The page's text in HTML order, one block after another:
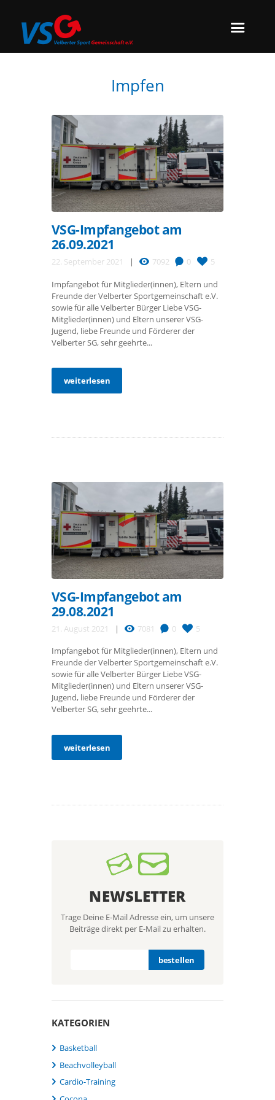
Impfen
VSG-Impfangebot am
26.09.2021
22. September 2021 7092 0 5
Impfangebot für Mitglieder(innen), Eltern und
Freunde der Velberter Sportgemeinschaft e.V.
sowie für alle Velberter Bürger Liebe VSG-
Mitglieder(innen) und Eltern unserer VSG-
Jugend, liebe Freunde und Förderer der
Velberter SG, sehr geehrte...
weiterlesen
VSG-Impfangebot am
29.08.2021
21. August 2021 7081 0 5
Impfangebot für Mitglieder(innen), Eltern und
Freunde der Velberter Sportgemeinschaft e.V.
sowie für alle Velberter Bürger Liebe VSG-
Mitglieder(innen) und Eltern unserer VSG-
Jugend, liebe Freunde und Förderer der
Velberter SG, sehr geehrte...
weiterlesen
NEWSLETTER
Trage Deine E-Mail Adresse ein, um unsere
Beiträge direkt per E-Mail zu erhalten.
KATEGORIEN
Basketball
Beachvolleyball
Cardio-Training